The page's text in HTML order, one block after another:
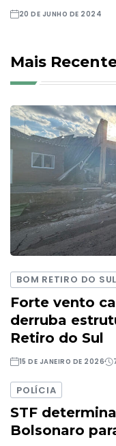
20 DE JUNHO DE 2024
Mais
BOM RETIRO DO SUL
Forte vento
derruba
Retiro do Sul
15 DE JANEIRO DE 2026
POLÍCIA
STF
Bolsonaro